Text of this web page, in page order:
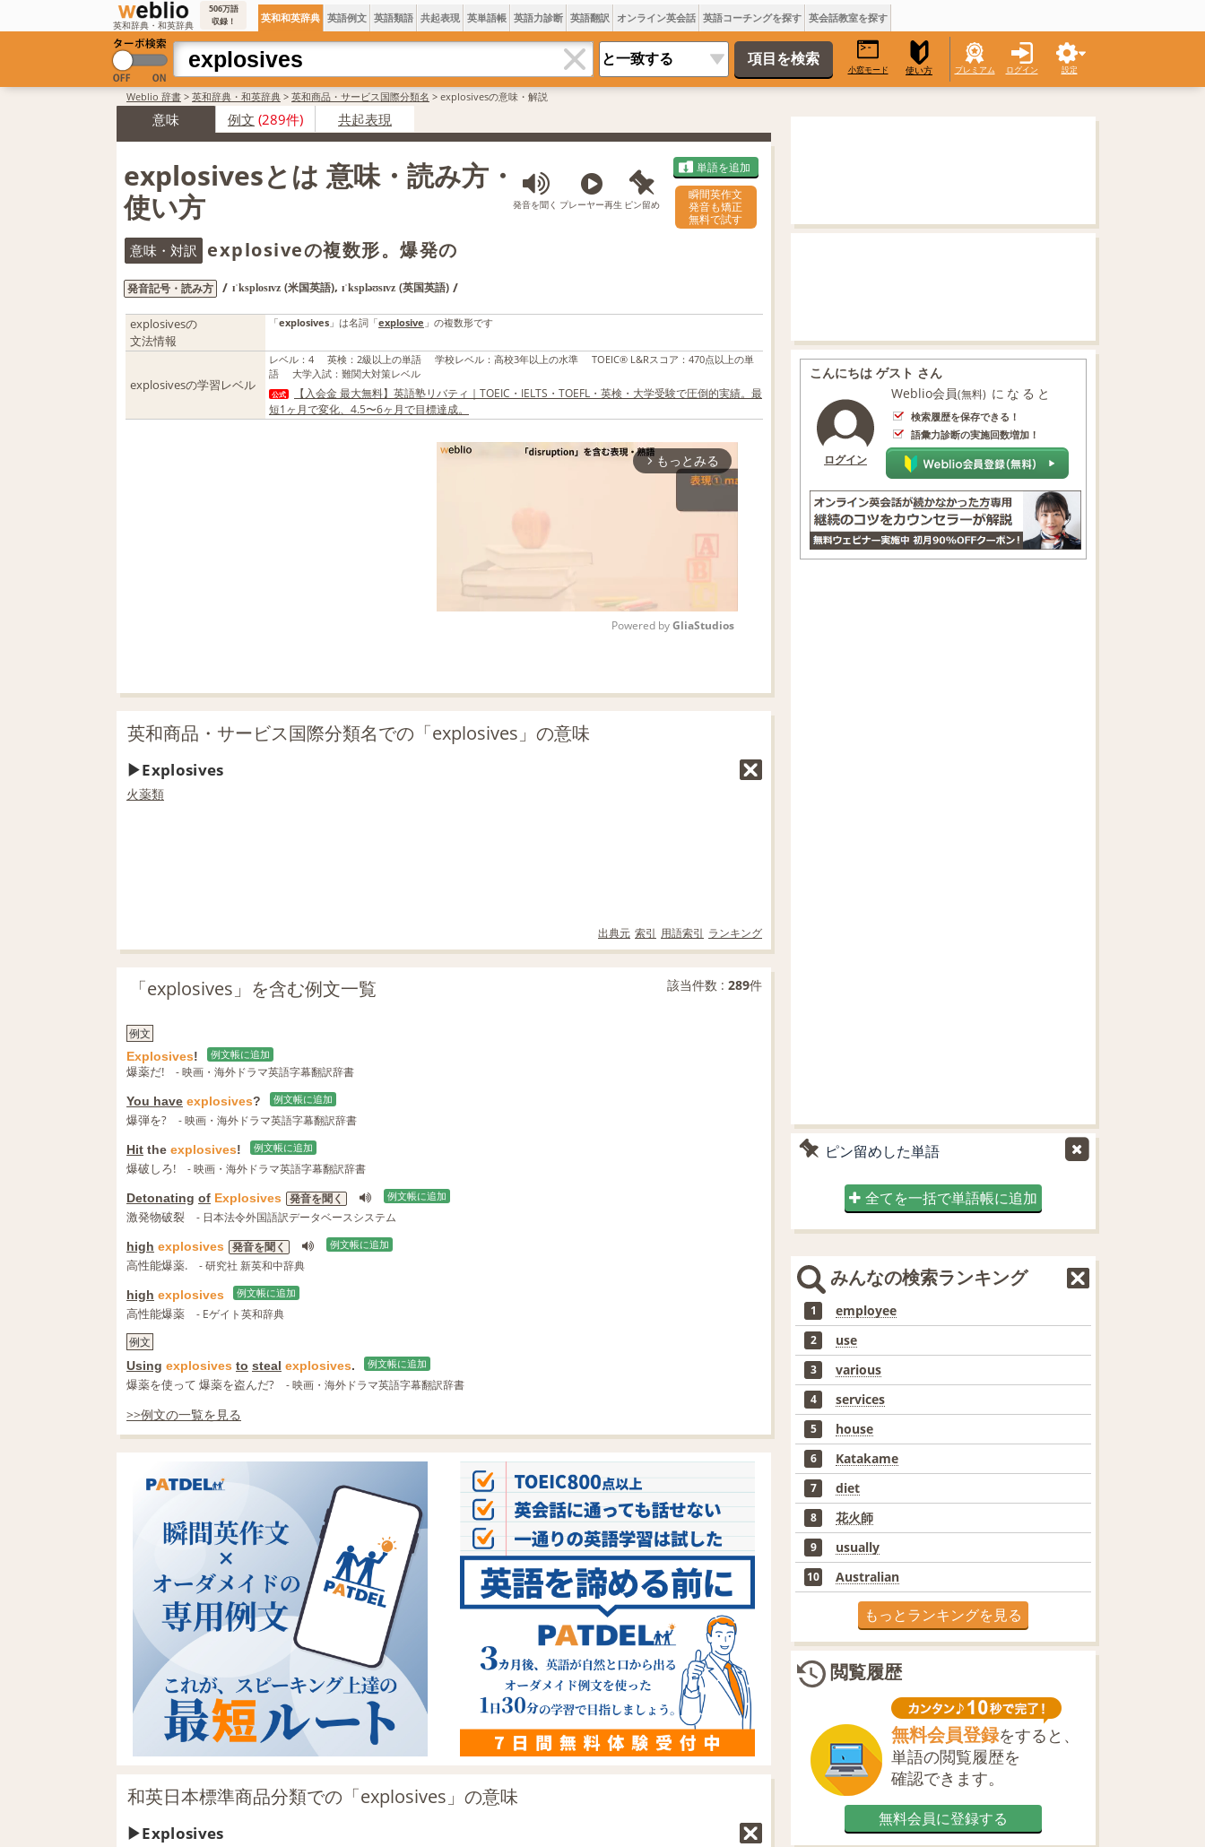
英和辞典・和英辞典
506万語
収録！
英和和英辞典 英語例文 英語類語 共起表現 英単語帳 英語力診断 英語翻訳 オンライン英会話 英語コーチングを探す 英会話教室を探す
小窓モード 使い方 プレミアム ログイン 設定
Weblio 辞書 > 英和辞典・和英辞典 > 英和商品・サービス国際分類名 > explosivesの意味・解説
意味 例文 (289件) 共起表現
explosivesとは 意味・読み方・
使い方
発音を聞く プレーヤー再生 ピン留め
単語を追加
瞬間英作文
発音も矯正
無料で試す
意味・対訳 explosiveの複数形。爆発の
発音記号・読み方 / ɪˈksplosɪvz (米国英語), ɪˈkspləʊsɪvz (英国英語) /
explosivesの
文法情報
「explosives 」は名詞「explosive 」の複数形です
explosivesの学習レベル
レベル ： 4 英検 ： 2級以上の単語 学校レベル ： 高校3年以上の水準 TOEIC® L&Rスコア ： 470点以上の単
語
大学入試 ： 難関大対策レベル
公式
【入会金 最大無料】英語塾リバティ｜TOEIC・IELTS・TOEFL・英検・大学受験で圧倒的実績。最
短1ヶ月で変化、4.5〜6ヶ月で目標達成。
arrow_forward_ios もっとみる
Powered by GliaStudios
英和商品・サービス国際分類名での「explosives」の意味
Explosives
火薬類
出典元 索引 用語索引 ランキング
「explosives」を含む例文一覧 該当件数 : 289件
例文
Explosives! 例文帳に追加
爆薬だ! - 映画・海外ドラマ英語字幕翻訳辞書
You have explosives? 例文帳に追加
爆弾を? - 映画・海外ドラマ英語字幕翻訳辞書
Hit the explosives! 例文帳に追加
爆破しろ! - 映画・海外ドラマ英語字幕翻訳辞書
Detonating of Explosives 発音を聞く 例文帳に追加
激発物破裂 - 日本法令外国語訳データベースシステム
high explosives 発音を聞く 例文帳に追加
高性能爆薬. - 研究社 新英和中辞典
high explosives 例文帳に追加
高性能爆薬
- Eゲイト英和辞典
例文
Using explosives to steal explosives. 例文帳に追加
爆薬を使って 爆薬を盗んだ? - 映画・海外ドラマ英語字幕翻訳辞書
>>例文の一覧を見る
和英日本標準商品分類での「explosives」の意味
Explosives
こんにちは ゲスト さん
ログイン
Weblio会員(無料) になると
検索履歴を保存できる！
語彙力診断の実施回数増加！
ピン留めした単語
全てを一括で単語帳に追加
みんなの検索ランキング
1 employee
2 use
3 various
4 services
5 house
6 Katakame
7 diet
8 花火師
9 usually
10 Australian
もっとランキングを見る
閲覧履歴
無料会員登録をすると、
単語の閲覧履歴を
確認できます。
無料会員に登録する